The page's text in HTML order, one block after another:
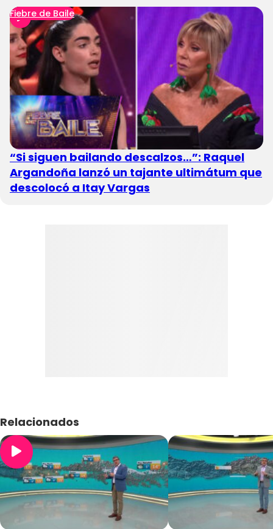
Fiebre de Baile
“Si siguen bailando descalzos…”: Raquel
Argandoña lanzó un tajante ultimátum que
descolocó a Itay Vargas
Relacionados